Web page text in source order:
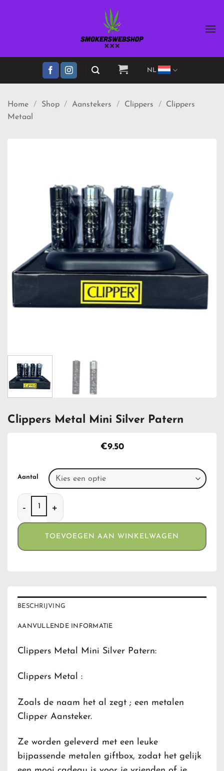
NL
Home / Shop / Aanstekers / Clippers /
Clippers
Metaal
Clippers Metal Mini Silver Patern
€9.50
Aantal
Clippers Metal Mini Silver Patern aantal
TOEVOEGEN AAN WINKELWAGEN
BESCHRIJVING
AANVULLENDE INFORMATIE
Clippers Metal Mini Silver Patern:
Clippers Metal :
Zoals de naam het al zegt ; een metalen
Clipper Aansteker.
Ze worden geleverd met een leuke
bijpassende metalen giftbox, zodat het gelijk